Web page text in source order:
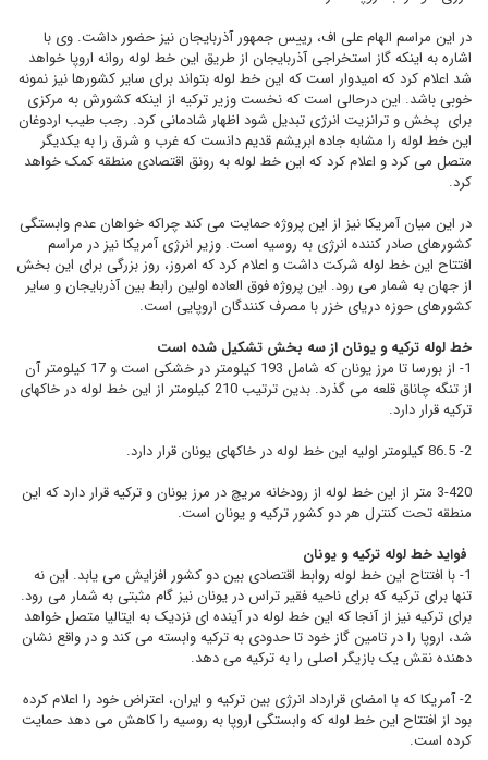
در این مراسم الهام علی اف، رییس جمهور آذربایجان نیز حضور داشت. وی با
اشاره به اینکه گاز استخراجی آذربایجان از طریق این خط لوله روانه اروپا خواهد
شد اعلام کرد که امیدوار است که این خط لوله بتواند برای سایر کشورها نیز نمونه
خوبی باشد. این درحالی است که نخست وزیر ترکیه از اینکه کشورش به مرکزی
برای پخش و ترانزیت انرژی تبدیل شود اظهار شادمانی کرد. رجب طیب اردوغان
این خط لوله را مشابه جاده ابریشم قدیم دانست که غرب و شرق را به یکدیگر
متصل می کرد و اعلام کرد که این خط لوله به رونق اقتصادی منطقه کمک خواهد
کرد.
در این میان آمریکا نیز از این پروژه حمایت می کند چراکه خواهان عدم وابستگی
کشورهای صادر کننده انرژی به روسیه است. وزیر انرژی آمریکا نیز در مراسم
افتتاح این خط لوله شرکت داشت و اعلام کرد که امروز، روز بزرگی برای این بخش
از جهان به شمار می رود. این پروژه فوق العاده اولین رابط بین آذربایجان و سایر
کشورهای حوزه دریای خزر با مصرف کنندگان اروپایی است.
خط لوله ترکیه و یونان از سه بخش تشکیل شده است
1- از بورسا تا مرز یونان که شامل 193 کیلومتر در خشکی است و 17 کیلومتر آن
از تنگه چاناق قلعه می گذرد. بدین ترتیب 210 کیلومتر از این خط لوله در خاکهای
ترکیه قرار دارد.
2- 86.5 کیلومتر اولیه این خط لوله در خاکهای یونان قرار دارد.
3-420 متر از این خط لوله از رودخانه مریچ در مرز یونان و ترکیه قرار دارد که این
منطقه تحت کنترل هر دو کشور ترکیه و یونان است.
فواید خط لوله ترکیه و یونان
1- با افتتاح این خط لوله روابط اقتصادی بین دو کشور افزایش می یابد. این نه
تنها برای ترکیه که برای ناحیه فقیر تراس در یونان نیز گام مثبتی به شمار می رود.
برای ترکیه نیز از آنجا که این خط لوله در آینده ای نزدیک به ایتالیا متصل خواهد
شد، اروپا را در تامین گاز خود تا حدودی به ترکیه وابسته می کند و در واقع نشان
دهنده نقش یک بازیگر اصلی را به ترکیه می دهد.
2- آمریکا که با امضای قرارداد انرژی بین ترکیه و ایران، اعتراض خود را اعلام کرده
بود از افتتاح این خط لوله که وابستگی اروپا به روسیه را کاهش می دهد حمایت
کرده است.